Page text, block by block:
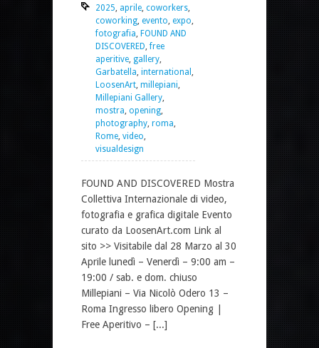
2025, aprile, coworkers,
coworking, evento, expo,
fotografia, FOUND AND
DISCOVERED,free
aperitive, gallery,
Garbatella, international ,
LoosenArt, millepiani,
Millepiani Gallery,
mostra, opening,
photography, roma,
Rome, video,
visualdesign
FOUND AND DISCOVERED Mostra
Collettiva Internazionale di video,
fotografia e grafica digitale Evento
curato da LoosenArt.com Link al
sito >> Visitabile dal 28 Marzo al 30
Aprile lunedì – Venerdì – 9:00 am –
19:00 / sab. e dom. chiuso
Millepiani – Via Nicolò Odero 13 –
Roma Ingresso libero Opening |
Free Aperitivo – [...]